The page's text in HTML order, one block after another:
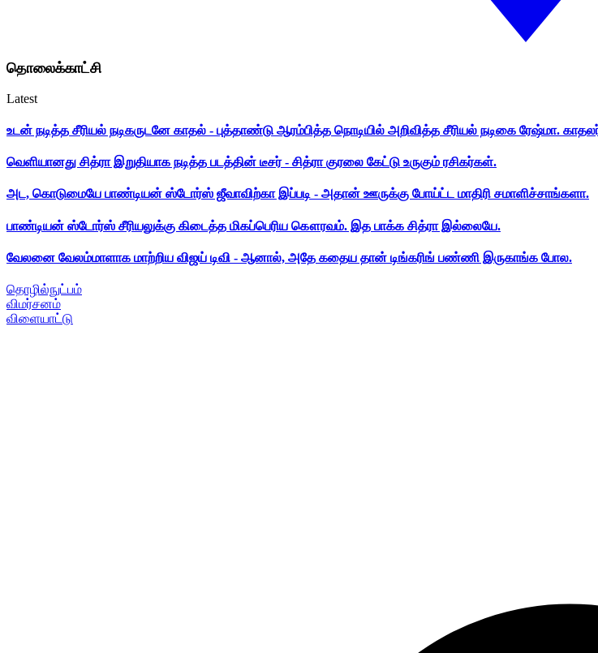
தொலைக்காட்சி
Latest
உடன் நடித்த சீரியல் நடிகருடனே காதல் - புத்தாண்டு ஆரம்பித்த நொடியில் அறிவித்த சீரியல் நடிகை ரேஷ்மா.
வெளியானது சித்ரா இறுதியாக நடித்த படத்தின் டீசர் - சித்ரா குரலை கேட்டு உருகும் ரசிகர்கள்.
அட, கொடுமையே பாண்டியன் ஸ்டோர்ஸ் ஜீவாவிற்கா இப்படி - அதான் ஊருக்கு போய்ட்ட மாதிரி சமாளிச்சாங்களா.
பாண்டியன் ஸ்டோர்ஸ் சீரியலுக்கு கிடைத்த மிகப்பெரிய கௌரவம். இத பாக்க சித்ரா இல்லையே.
வேலனை வேலம்மாளாக மாற்றிய விஜய் டிவி - ஆனால், அதே கதைய தான் டிங்கரிங் பண்ணி இருகாங்க போல.
தொழில்நுட்பம்
விமர்சனம்
விளையாட்டு